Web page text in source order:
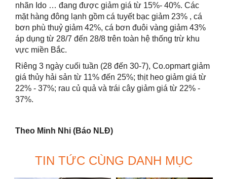
nhãn Ido … đang được giảm giá từ 15%- 40%. Các
mặt hàng đông lạnh gồm cá tuyết bạc giảm 23% , cá
bơn phù thuỷ giảm 42%, cá bơn đuôi vàng giảm 43%
áp dụng từ 28/7 đến 28/8 trên toàn hệ thống trừ khu
vực miền Bắc.
Riêng 3 ngày cuối tuần (28 đến 30-7), Co.opmart giảm
giá thủy hải sản từ 11% đến 25%; thịt heo giảm giá từ
22% - 37%; rau củ quả và trái cây giảm giá từ 22% -
37%.
Theo Minh Nhi (Báo NLĐ)
TIN TỨC CÙNG DANH MỤC